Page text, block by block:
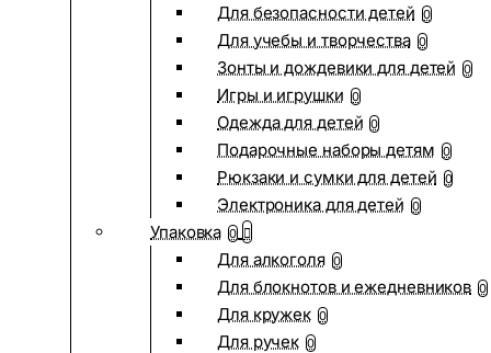
Для безопасности детей 0
Для учебы и творчества 0
Зонты и дождевики для детей 0
Игры и игрушки 0
Одежда для детей 0
Подарочные наборы детям 0
Рюкзаки и сумки для детей 0
Электроника для детей 0
Упаковка 0
Для алкоголя 0
Для блокнотов и ежедневников 0
Для кружек 0
Для ручек 0